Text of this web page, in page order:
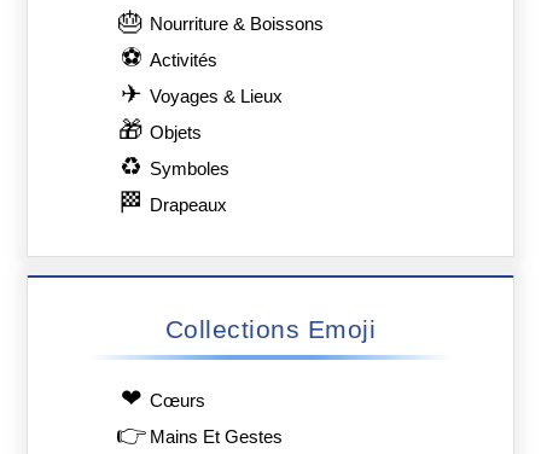
🎂 Nourriture & Boissons
⚽ Activités
✈ Voyages & Lieux
🎁 Objets
♻ Symboles
🏁 Drapeaux
Collections Emoji
❤ Сœurs
👉 Mains Et Gestes